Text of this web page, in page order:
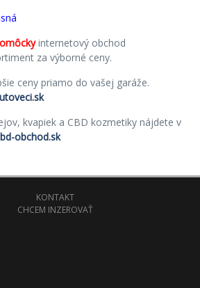
internetový obchod
za výborné ceny.
ceny priamo do vašej garáže.
kvapiek a CBD kozmetiky nájdete v
obchod.sk
KONTAKT
CHCEM INZEROVAŤ